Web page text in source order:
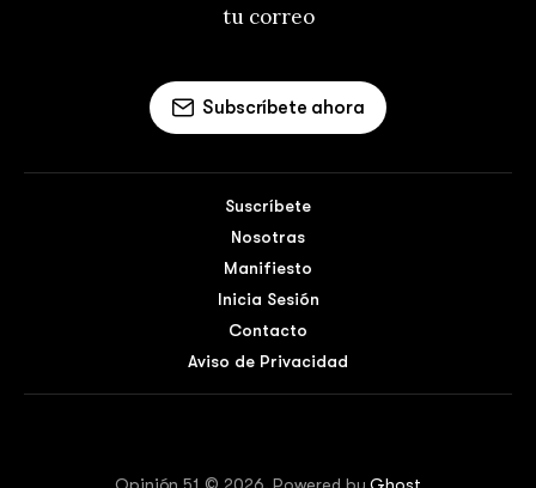
tu correo
Subscríbete ahora
Suscríbete
Nosotras
Manifiesto
Inicia Sesión
Contacto
Aviso de Privacidad